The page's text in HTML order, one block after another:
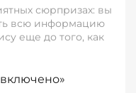
сюрпризах: вы
всю информацию
еще до того, как